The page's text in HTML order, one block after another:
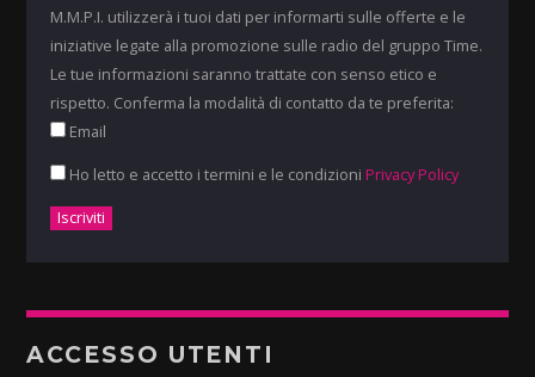
M.M.P.I. utilizzerà i tuoi dati per informarti sulle offerte e le
iniziative legate alla promozione sulle radio del gruppo Time.
Le tue informazioni saranno trattate con senso etico e
rispetto. Conferma la modalità di contatto da te preferita:
Email
Ho letto e accetto i termini e le condizioni Privacy Policy
ACCESSO UTENTI